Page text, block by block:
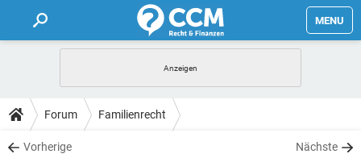
MENU
FORUM
TIPPS
Forum Familienrecht
Vorherige Nächste